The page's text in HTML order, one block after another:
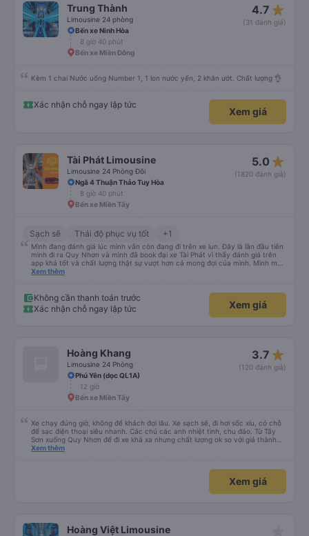
Trung Thành
Limousine 24 phòng
4.7 star_rate
(31 đánh giá)
Bến xe Ninh Hòa
8 giờ 40 phút
Bến xe Miền Đông
Kèm 1 chai Nước uống Number 1, 1 lon nước yến, 2 khăn ướt. Chất lượng 👌
Xác nhận chỗ ngay lập tức
Xem giá
Tài Phát Limousine
Limousine 24 Phòng Đôi
5.0 star_rate
(1820 đánh giá)
Ngã 4 Thuận Thảo Tuy Hòa
8 giờ 40 phút
Bến xe Miền Tây
Sạch sẽ Thái độ phục vụ tốt +1
Mình đang đánh giá lúc mình vẫn còn đang đi trên xe lun. Đây là lần đầu tiên
mình đi ra Quy Nhơn và mình đã book đại xe Tài Phát vì thấy đánh giá trên
app khá tốt và chất lượng thật sự vượt hơn cả mong đợi của mình. Mình mua
giường đôi và vừa đủ cho 2 người. Nhân viên của nhà xe phải nói là siêu nhiệt
trung chuyển và lên xe lớn thì luôn hỗ trợ xách vali giùm tụi mình. Trên xe thì
có cả bánh và sữa miễn phí cho khách còn chuẩn bị cả thuốc say xe, dép,
mền, gối và đặc biệt là có gối ôm. Nchung là phải chấm nhà xe 10 sao mới
Xem thêm
Không cần thanh toán trước
Xác nhận chỗ ngay lập tức
Xem giá
Hoàng Khang
Limousine 24 Phòng
3.7 star_rate
(120 đánh giá)
Phú Yên (dọc QL1A)
12 giờ
Bến xe Miền Tây
Xe chạy đúng giờ, không để khách đợi lâu. Xe sạch sẽ, đi hơi sốc xíu, có chỗ
để sạc điện thoại siêu nhanh. Các chú các anh nhiệt tình, chu đáo. Từ Tây
Sơn xuống Quy Nhơn để đi xe khá xa nhưng chất lượng ok so với giá thành
chung.
Xem thêm
Xem giá
Hoàng Việt Limousine